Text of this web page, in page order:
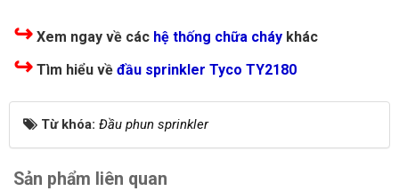
↪ Xem ngay về các hệ thống chữa cháy khác
↪ Tìm hiểu về đầu sprinkler Tyco TY2180
Từ khóa: Đầu phun sprinkler
Sản phẩm liên quan